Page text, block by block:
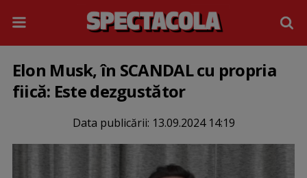
Elon Musk, în SCANDAL cu propria
fiică: Este dezgustător
Data publicării: 13.09.2024 14:19